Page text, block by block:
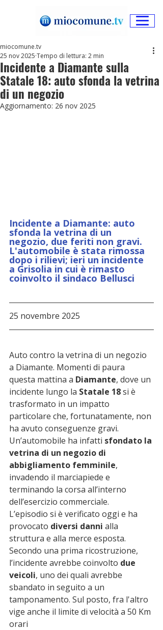
Incidente a Diamante sulla
Statale 18: auto sfonda la vetrina
di un negozio
miocomune.tv
25 nov 2025 Tempo di lettura: 2 min
Aggiornamento: 26 nov 2025
Incidente a Diamante: auto
sfonda la vetrina di un
negozio, due feriti non gravi.
L'automobile è stata rimossa
dopo i rilievi; ieri un incidente
a Grisolia in cui è rimasto
coinvolto il sindaco Bellusci
25 novembre 2025
Auto contro la vetrina di un negozio
a Diamante. Momenti di paura
questa mattina a Diamante, dove un
incidente lungo la Statale 18 si è
trasformato in un impatto
particolare che, fortunatamente, non
ha avuto conseguenze gravi.
Un’automobile ha infatti sfondato la
vetrina di un negozio di
abbigliamento femminile,
invadendo il marciapiede e
terminando la corsa all’interno
dell’esercizio commerciale.
L’episodio si è verificato oggi e ha
provocato diversi danni alla
struttura e alla merce esposta.
Secondo una prima ricostruzione,
l’incidente avrebbe coinvolto due
veicoli, uno dei quali avrebbe
sbandato in seguito a un
tamponamento. Sul posto, fra l'altro
vige anche il limite di velocità a 50 Km
orari